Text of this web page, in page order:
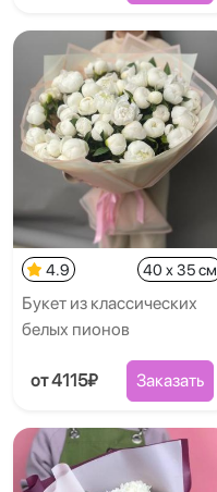
4.9 40 x 35 см
Букет из классических
белых пионов
от 4115₽ Заказать